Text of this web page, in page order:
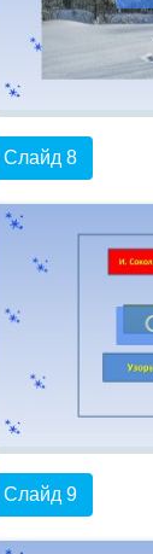
Слайд 8
Слайд 9